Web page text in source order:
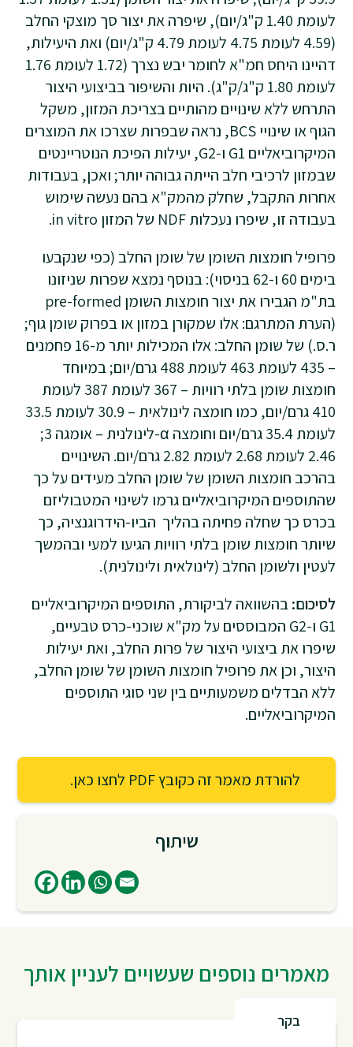
לעומת 1.40 ק"ג/יום), שיפרה את יצור סך מוצקי החלב
(4.59 לעומת 4.75 לעומת 4.79 ק"ג/יום) ואת היעילות,
דהיינו היחס חמ"א לחומר יבש נצרך (1.72 לעומת 1.76
לעומת 1.80 ק"ג/ק"ג). היות והשיפור בביצועי היצור
התרחש ללא שינויים מהותיים בצריכת המזון, משקל
הגוף או שינויי BCS, נראה שבפרות שצרכו את המוצרים
המיקרוביאליים G1 ו-G2, יעילות הפיכת הנוטריינטים
שבמזון לרכיבי חלב הייתה גבוהה יותר; ואכן, בעבודות
אחרות התקבל, שחלק מהמק"א בהם נעשה שימוש
בעבודה זו, שיפרו נעכלות NDF של המזון in vitro.
פרופיל חומצות השומן של שומן החלב (כפי שנקבעו
בימים 60 ו-62 בניסוי): בנוסף נמצא שפרות שניזונו
בת"מ הגבירו את יצור חומצות השומן pre-formed
(הערת המתרגם: אלו שמקורן במזון או בפרוק שומן גוף;
ר.ס.) של שומן החלב: אלו המכילות יותר מ-16 פחמנים
– 435 לעומת 463 לעומת 488 גרם/יום; במיוחד
חומצות שומן בלתי רוויות – 367 לעומת 387 לעומת
410 גרם/יום, כמו חומצה לינולאית – 30.9 לעומת 33.5
לעומת 35.4 גרם/יום וחומצה α-לינולנית – אומגה 3;
2.46 לעומת 2.68 לעומת 2.82 גרם/יום. השינויים
בהרכב חומצות השומן של שומן החלב מעידים על כך
שהתוספים המיקרוביאליים גרמו לשינוי המטבוליזם
בכרס כך שחלה פחיתה בהליך הביו-הידרוגנציה, כך
שיותר חומצות שומן בלתי רוויות הגיעו למעי ובהמשך
לעטין ולשומן החלב (לינולאית ולינולנית).
לסיכום:בהשוואה לביקורת, התוספים המיקרוביאליים
G1 ו-G2 המבוססים על מק"א שוכני-כרס טבעיים,
שיפרו את ביצועי היצור של פרות החלב, ואת יעילות
היצור, וכן את פרופיל חומצות השומן של שומן החלב,
ללא הבדלים משמעותיים בין שני סוגי התוספים
המיקרוביאליים.
להורדת מאמר זה כקובץ PDF לחצו כאן.
שיתוף
מאמרים נוספים שעשויים לעניין אותך
בקר